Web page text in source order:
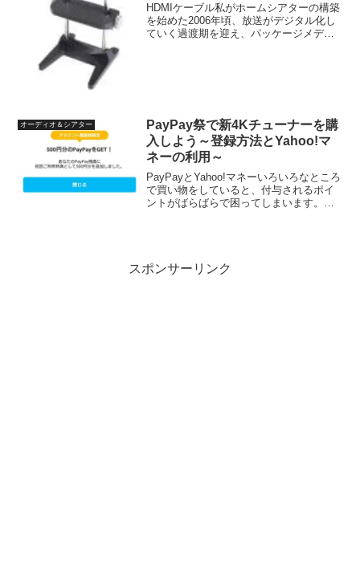
HDMIケーブル私がホームシアターの構築
を始めた2006年頃、放送がデジタル化し
ていく過渡期を迎え、パッケージメディ
オーディオ＆シアター
PayPay祭で新4Kチューナーを購
入しよう～登録方法とYahoo!マ
ネーの利用～
PayPayとYahoo!マネーいろいろなところ
で買い物をしていると、付与されるポイ
ントがばらばらで困ってしまいます。私
スポンサーリンク